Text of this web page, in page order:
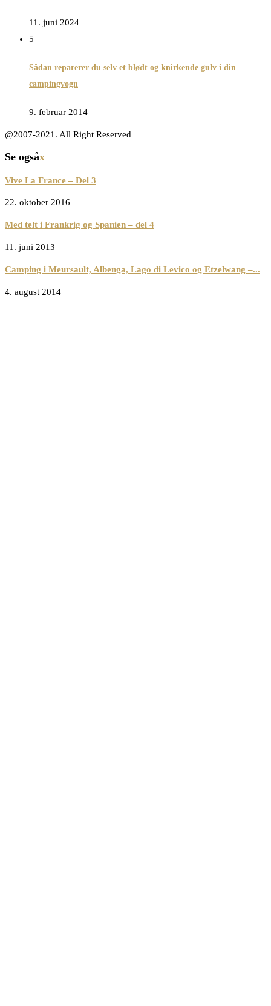
11. juni 2024
5
Sådan reparerer du selv et blødt og knirkende gulv i din
campingvogn
9. februar 2014
@2007-2021. All Right Reserved
Se ogsåx
Vive La France – Del 3
22. oktober 2016
Med telt i Frankrig og Spanien – del 4
11. juni 2013
Camping i Meursault, Albenga, Lago di Levico og Etzelwang –...
4. august 2014